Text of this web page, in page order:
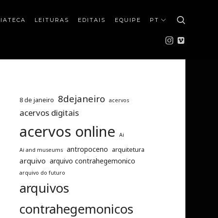
LEITURAS EDITAIS EQUIPE PT
8 de janeiro 8dejaneiro acervos
acervos digitais
acervos online Ai
Ai and museums antropoceno arquitetura
arquivo arquivo contrahegemonico
arquivo do futuro
arquivos
contrahegemonicos